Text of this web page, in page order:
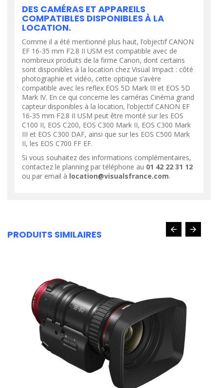
DES CAMÉRAS ET APPAREILS
COMPATIBLES DISPONIBLES À LA
LOCATION.
Comme il a été mentionné plus haut, l’objectif CANON
EF 16-35 mm F2.8 II USM est compatible avec de
nombreux produits de la firme Canon, dont certains
sont disponibles à la location chez Visual Impact : côté
photographie et vidéo, cette optique s’avère
compatible avec les reflex EOS 5D Mark III et EOS 5D
Mark IV. En ce qui concerne les caméras Cinéma grand
capteur disponibles à la location, l’objectif CANON EF
16-35 mm F2.8 II USM peut être monté sur les EOS
C100 II, EOS C200, EOS C300 Mark II, EOS C300 Mark
III et EOS C300 DAF, ainsi que sur les EOS C500 Mark
II, les EOS C700 FF EF.
Si vous souhaitez des informations complémentaires,
contactez le planning par téléphone au 01 42 22 31 12
ou par email à location@visualsfrance.com.
PRODUITS SIMILAIRES